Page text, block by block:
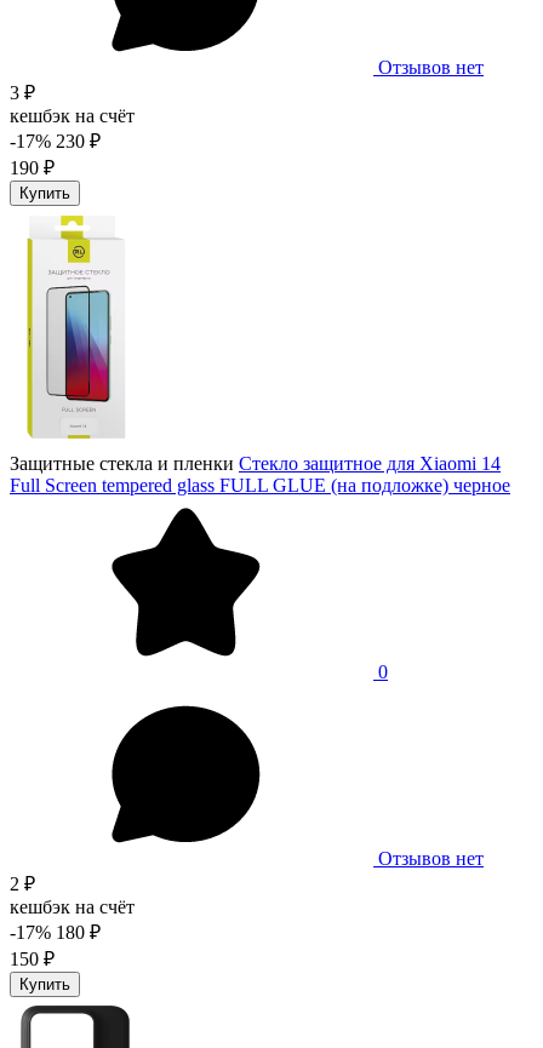
Отзывов нет
3 ₽
кешбэк на счёт
-17% 230 ₽
190 ₽
Купить
Защитные стекла и пленки Стекло защитное для Xiaomi 14
Full Screen tempered glass FULL GLUE (на подложке) черное
0
Отзывов нет
2 ₽
кешбэк на счёт
-17% 180 ₽
150 ₽
Купить